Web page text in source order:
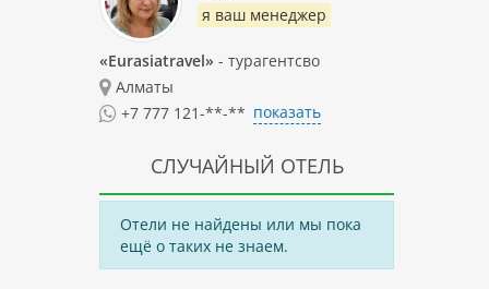
я ваш менеджер
«Eurasiatravel» - турагентсво
Алматы
+7 777 121-**-** показать
СЛУЧАЙНЫЙ ОТЕЛЬ
Отели не найдены или мы пока
ещё о таких не знаем.